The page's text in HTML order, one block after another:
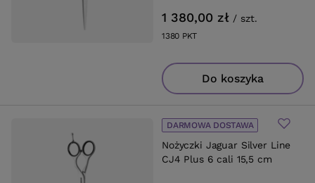
1 380,00 zł / szt.
1380 PKT
Do koszyka
Nożyczki Jaguar Silver Line
CJ4 Plus 6 cali 15,5 cm
DARMOWA DOSTAWA